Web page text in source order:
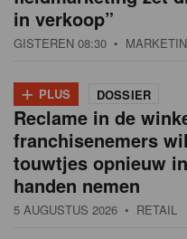
in verkoop”
GISTEREN 08:30 •
+ PLUS DOSSIER
Reclame in de
franchisenemers
touwtjes opnieuw in
handen nemen
5 AUGUSTUS 2026 • RETAIL